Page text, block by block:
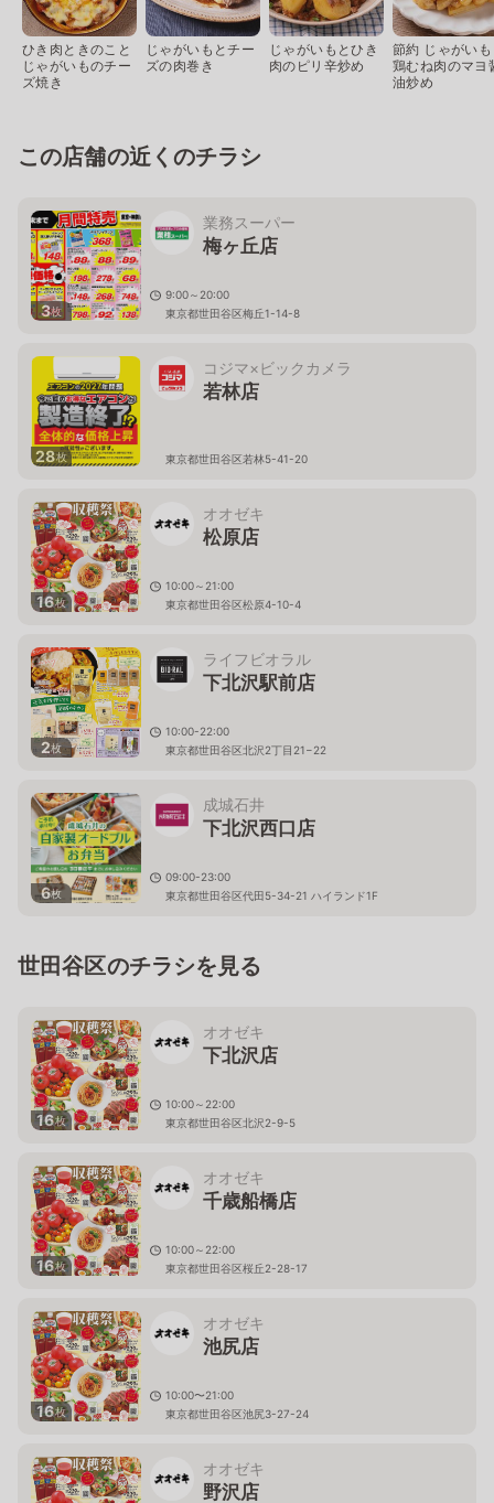
ひき肉ときのこと
じゃがいものチー
ズ焼き
じゃがいもとチー
ズの肉巻き
じゃがいもとひき
肉のピリ辛炒め
節約 じゃがい
鶏むね肉のマヨ
油炒め
この店舗の近くのチラシ
3枚
業務スーパー
梅ヶ丘店
9:00～20:00
東京都世田谷区梅丘1-14-8
28枚
コジマ×ビックカメラ
若林店
東京都世田谷区若林5-41-20
16枚
オオゼキ
松原店
10:00～21:00
東京都世田谷区松原4-10-4
2枚
ライフビオラル
下北沢駅前店
10:00-22:00
東京都世田谷区北沢2丁目21−22
6枚
成城石井
下北沢西口店
09:00-23:00
東京都世田谷区代田5-34-21 ハイランド1F
世田谷区のチラシを見る
16枚
オオゼキ
下北沢店
10:00～22:00
東京都世田谷区北沢2-9-5
16枚
オオゼキ
千歳船橋店
10:00～22:00
東京都世田谷区桜丘2-28-17
16枚
オオゼキ
池尻店
10:00〜21:00
東京都世田谷区池尻3-27-24
オオゼキ
野沢店